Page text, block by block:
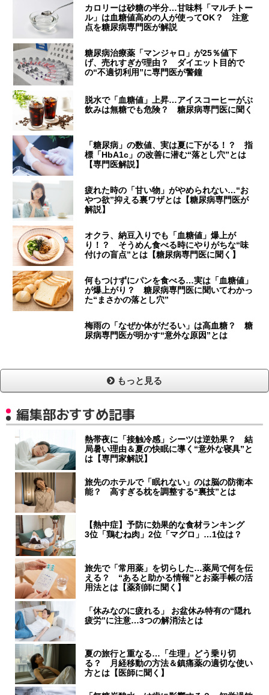
カロリーは砂糖の半分…甘味料「マルチトー
ル」は血糖値高めの人が使ってOK？ 注意
点を糖尿病専門医が解説
糖尿病治療薬「マンジャロ」が25％値下
げ、売れすぎが理由？ ダイエット目的で
の“不適切利用”に専門医が警鐘
脱水で「血糖値」上昇…アイスコーヒーがぶ
飲みは無糖でも危険？ 糖尿病専門医に聞く
「糖尿病」の数値、実は夏に下がる！？ 指
標「HbA1c」の改善に潜む“落とし穴”とは
【専門医解説】
疲れた時の「甘い物」がやめられない…“お
やつ欲”抑える裏ワザとは【糖尿病専門医が
解説】
オクラ、納豆入りでも「血糖値」爆上が
り！？ そうめん食べる時にやりがちな“味
付けの盲点”とは【糖尿病専門医に聞く】
何もつけずにパンを食べる…実は「血糖値」
が爆上がり？ 糖尿病専門医に聞いてわかっ
た“まさかの落とし穴”
梅雨の「なぜか体がだるい」は高血糖？ 糖
尿病専門医が明かす“意外な原因”とは
もっと見る
編集部おすすめ記事
熱帯夜に「接触冷感」シーツは逆効果？ 結
局暑い理由＆夏の快眠に導く“意外な寝具”と
は【専門家解説】
旅先のホテルで「眠れない」のは脳の防衛本
能？ 高すぎる枕を調整する“裏技”とは
【熱中症】予防に効果的な食材ランキング
3位「鶏むね肉」2位「マグロ」…1位は？
旅先で「常用薬」を切らした…薬局で何を伝
える？ “あると助かる情報”とお薬手帳の活
用法とは【薬剤師に聞く】
「休みなのに疲れる」 お盆休み特有の“隠れ
疲労”に注意…3つの解消法とは
夏の旅行と重なる…「生理」どう乗り切
る？ 月経移動の方法＆鎮痛薬の適切な使い
方とは【医師に聞く】